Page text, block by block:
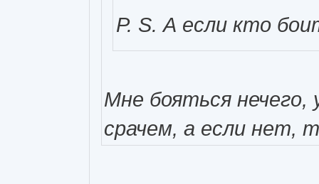
P. S. А если кто
Мне бояться
срачем, а если нет,